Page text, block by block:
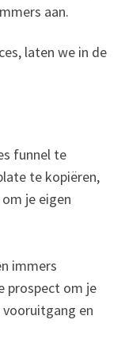
aan.
laten we in de
funnel te
te kopiëren,
je eigen
immers
prospect om je
en